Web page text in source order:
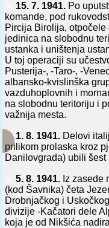
15. 7. 1941. Po
komande, pod
Pircija Birolija,
jedinica na slobodnu
ustanka i uništenja
U toj operaciji su
Pusterija-, -Taro-, -
albansko-kvislinška
vazduhoplovnih i
na slobodnu teritoriju i
važnija mesta.
⚔️ 1. 8. 1941. Delovi
prilikom prolaska kroz
Danilovgrada) ubili šest
5. 8. 1941. Iz zasede
(kod Šavnika) četa
Drobnjačkog i
divizije -Kačatori dele
koja je od Nikšića